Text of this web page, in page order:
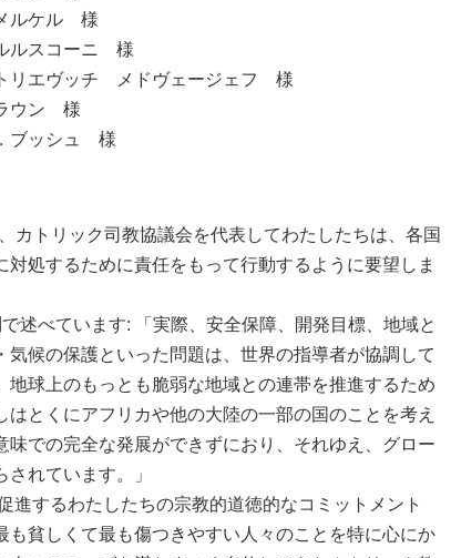
ルケル 様
ルスコーニ 様
エヴッチ メドヴェージェフ 様
ウン 様
ブッシュ 様
トリック司教協議会を代表してわたしたちは、各国
処するために責任をもって行動するように要望しま
述べています: 「実際、安全保障、開発目標、地域と
候の保護といった問題は、世界の指導者が協調して
球上のもっとも脆弱な地域との連帯を推進するため
とくにアフリカや他の大陸の一部の国のことを考え
での完全な発展ができずにおり、それゆえ、グロー
れています。」
するわたしたちの宗教的道徳的なコミットメント
貧しくて最も傷つきやすい人々のことを特に心にか